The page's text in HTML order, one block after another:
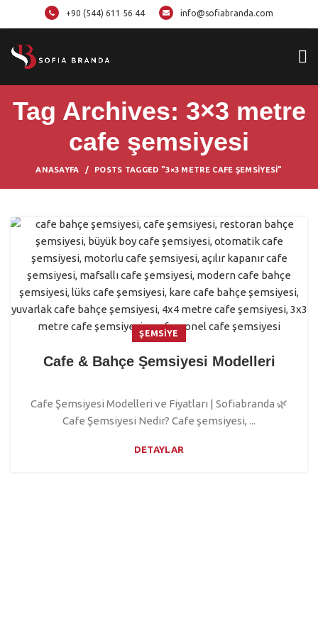
+90 (544) 611 56 44 info@sofiabranda.com
Tag Archives: 3×3 metre
cafe şemsiyesi
ANASAYFA POSTS TAGGED "3×3 METRE CAFE ŞEMSIYESI"
ŞEMSIYE
Cafe & Bahçe Şemsiyesi Modelleri
Cafe Şemsiyesi Modelleri ve Fiyatları | Sofiabranda 🌿
Cafe Şemsiyesi Nedir? Cafe şemsiyesi, ...
DETAYLAR